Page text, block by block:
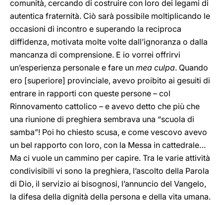
comunità, cercando di costruire con loro dei legami di
autentica fraternità. Ciò sarà possibile moltiplicando le
occasioni di incontro e superando la reciproca
diffidenza, motivata molte volte dall’ignoranza o dalla
mancanza di comprensione. E io vorrei offrirvi
un’esperienza personale e fare un mea culpa. Quando
ero [superiore] provinciale, avevo proibito ai gesuiti di
entrare in rapporti con queste persone – col
Rinnovamento cattolico – e avevo detto che più che
una riunione di preghiera sembrava una “scuola di
samba”! Poi ho chiesto scusa, e come vescovo avevo
un bel rapporto con loro, con la Messa in cattedrale…
Ma ci vuole un cammino per capire. Tra le varie attività
condivisibili vi sono la preghiera, l’ascolto della Parola
di Dio, il servizio ai bisognosi, l’annuncio del Vangelo,
la difesa della dignità della persona e della vita umana.